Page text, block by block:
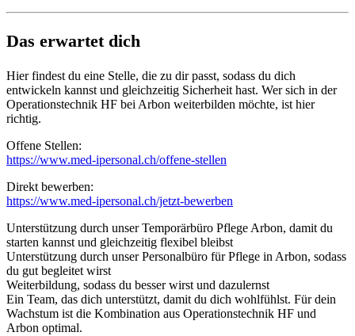
Das erwartet dich
Hier findest du eine Stelle, die zu dir passt, sodass du dich
entwickeln kannst und gleichzeitig Sicherheit hast. Wer sich in der
Operationstechnik HF bei Arbon weiterbilden möchte, ist hier
richtig.
Offene Stellen:
https://www.med-ipersonal.ch/offene-stellen
Direkt bewerben:
https://www.med-ipersonal.ch/jetzt-bewerben
Unterstützung durch unser Temporärbüro Pflege Arbon, damit du
starten kannst und gleichzeitig flexibel bleibst
Unterstützung durch unser Personalbüro für Pflege in Arbon, sodass
du gut begleitet wirst
Weiterbildung, sodass du besser wirst und dazulernst
Ein Team, das dich unterstützt, damit du dich wohlfühlst. Für dein
Wachstum ist die Kombination aus Operationstechnik HF und
Arbon optimal.